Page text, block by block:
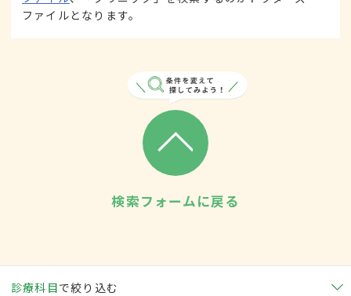
ファイルとなります。
検索フォームに戻る
診療科目で絞り込む